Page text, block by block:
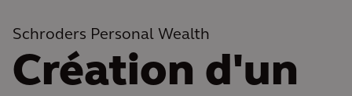
Schroders Personal Wealth
Création d'un